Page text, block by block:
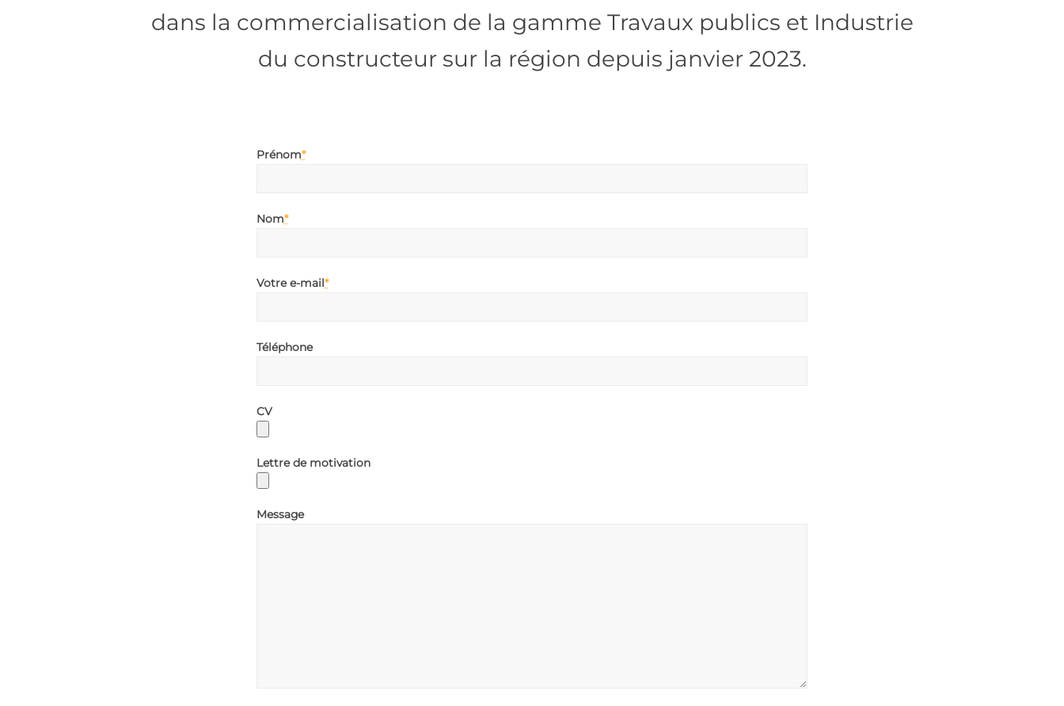
dans la commercialisation de la gamme Travaux publics et Industrie
du constructeur sur la région depuis janvier 2023.
Prénom*
Nom*
Votre e-mail*
Téléphone
CV
Lettre de motivation
Message